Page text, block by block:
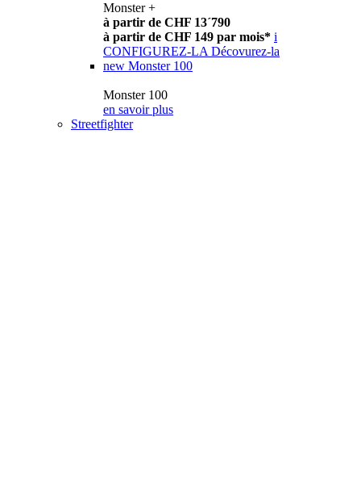
Monster +
à partir de CHF 13´790
à partir de CHF 149 par mois* i
CONFIGUREZ-LA Décovurez-la
new Monster 100
Monster 100
en savoir plus
Streetfighter